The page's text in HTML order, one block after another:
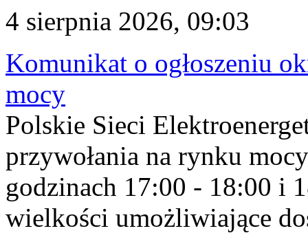
4 sierpnia 2026, 09:03
Komunikat o ogłoszeniu
mocy
Polskie Sieci
przywołania na rynku
godzinach 17:00 - 18:00 i
wielkości umożliwiające